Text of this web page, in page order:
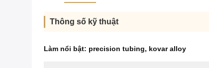
Thông số kỹ thuật
Làm nổi bật: precision tubing, kovar alloy